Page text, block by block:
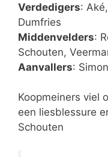
Verdedigers:
Dumfries
Middenvelders:
Schouten,
Aanvallers:
Koopmeiners viel
een liesblessure
Schouten